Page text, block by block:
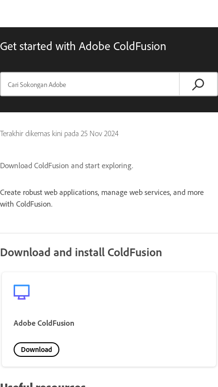
Get started with Adobe ColdFusion
Terakhir dikemas kini pada 25 Nov 2024
Download ColdFusion and start exploring.
Create robust web applications, manage web services, and more
with ColdFusion.
Download and install ColdFusion
Adobe ColdFusion
Download